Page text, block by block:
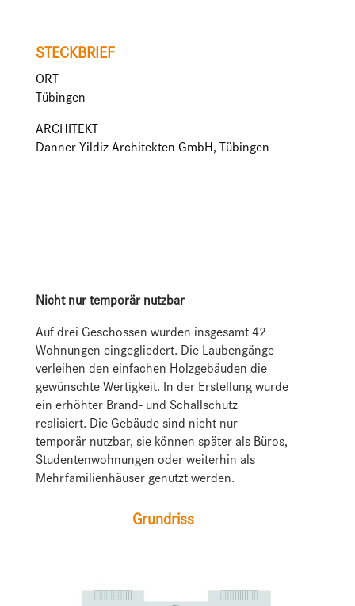
STECKBRIEF
ORT
Tübingen
ARCHITEKT
Danner Yildiz Architekten GmbH, Tübingen
Nicht nur temporär nutzbar
Auf drei Geschossen wurden insgesamt 42
Wohnungen eingegliedert. Die Laubengänge
verleihen den einfachen Holzgebäuden die
gewünschte Wertigkeit. In der Erstellung wurde
ein erhöhter Brand- und Schallschutz
realisiert. Die Gebäude sind nicht nur
temporär nutzbar, sie können später als Büros,
Studentenwohnungen oder weiterhin als
Mehrfamilienhäuser genutzt werden.
Grundriss